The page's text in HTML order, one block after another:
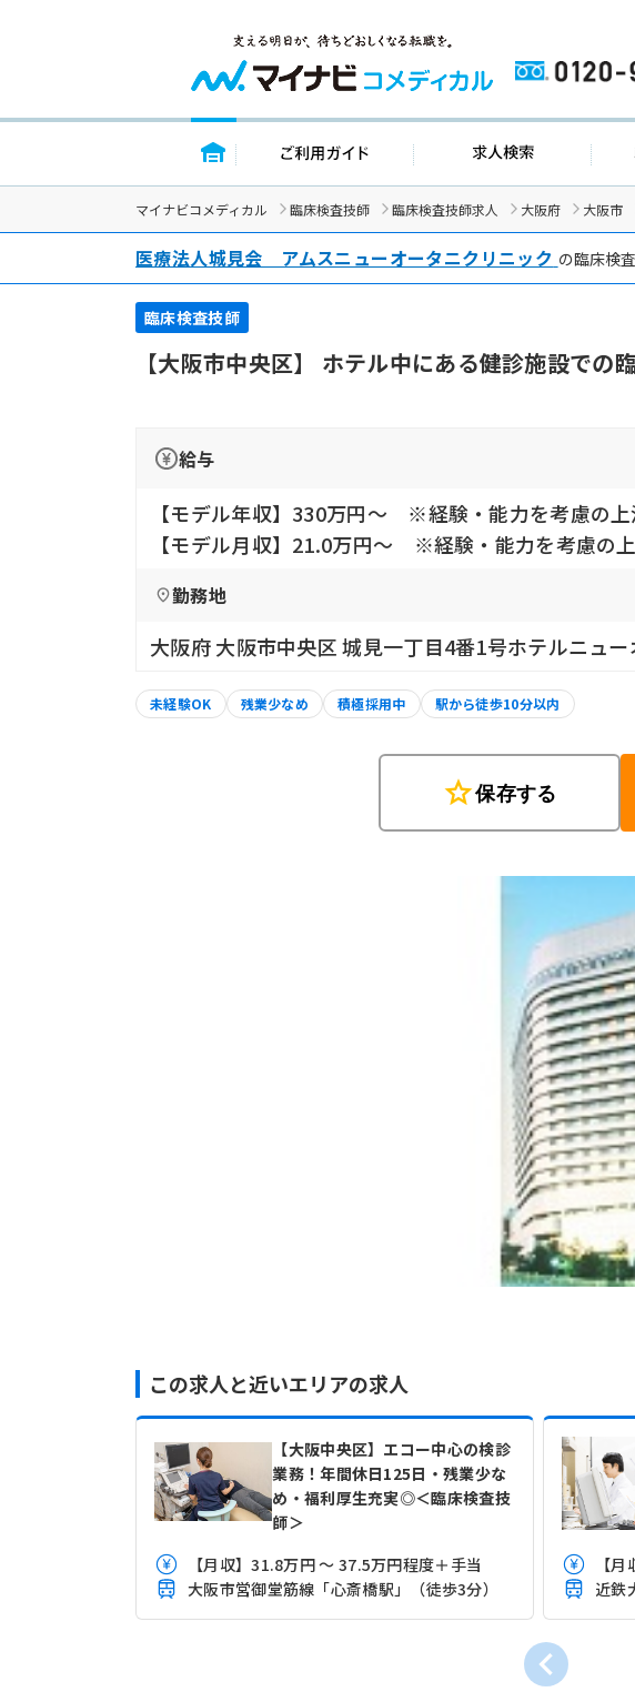
トップページ ご利用ガイド 求人検索
マイナビコメディカル 臨床検査技師 臨床検査技師求人 大阪府 大阪市
医療法人城見会 アムスニューオータニクリニック の臨床検
臨床検査技師
【大阪市中央区】 ホテル中にある健診施設での
給与
【モデル年収】330万円〜 ※経験・能力を考慮の上
【モデル月収】21.0万円〜 ※経験・能力を考慮の
勤務地
大阪府 大阪市中央区 城見一丁目4番1号ホテルニュ
未経験OK 残業少なめ 積極採用中 駅から徒歩10分以内
star保存する
この求人と近いエリアの求人
【大阪中央区】エコー中心の検診
業務！年間休日125日・残業少な
め・福利厚生充実◎＜臨床検査技
師＞
【月収】31.8万円 ～ 37.5万円程度＋手当
大阪市営御堂筋線「心斎橋駅」（徒歩3分）
【
近鉄